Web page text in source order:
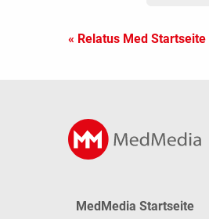
« Relatus Med Startseite
MedMedia Startseite